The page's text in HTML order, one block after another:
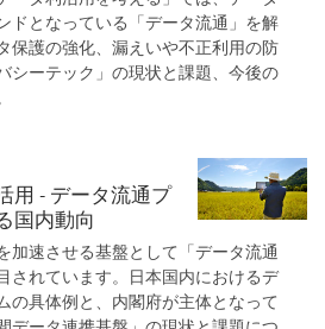
ドとなっている「データ流通」を解
保護の強化、漏えいや不正利用の防
シーテック」の現状と課題、今後の
用 - データ流通プ
国内動向
加速させる基盤として「データ流通
されています。日本国内におけるデ
の具体例と、内閣府が主体となって